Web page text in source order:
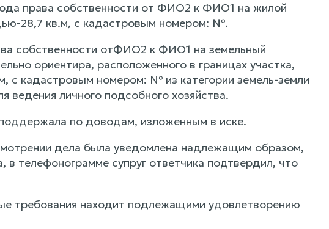
права собственности от ФИО2 к ФИО1 на жилой
28,7 кв.м, с кадастровым номером: №.
собственности отФИО2 к ФИО1 на земельный
ориентира, расположенного в границах участка,
кадастровым номером: № из категории земель-земли
ведения личного подсобного хозяйства.
по доводам, изложенным в иске.
дела была уведомлена надлежащим образом,
в телефонограмме супруг ответчика подтвердил, что
требования находит подлежащими удовлетворению